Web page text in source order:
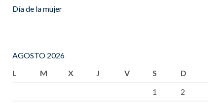
Día de la mujer
AGOSTO 2026
L
M X J V S
D
1
2